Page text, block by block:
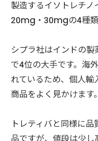
製造するイソトレチ
20mg・30mgの4種類
シプラ社はインドの
で4位の大手です。海
れているため、個人
商品をよく見かけます。
トレティバと同様に
品ですが、値段は少し